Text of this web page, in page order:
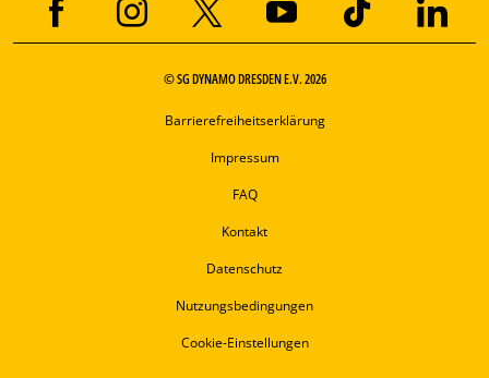
© SG DYNAMO DRESDEN E.V. 2026
Barrierefreiheitserklärung
Impressum
FAQ
Kontakt
Datenschutz
Nutzungsbedingungen
Cookie-Einstellungen